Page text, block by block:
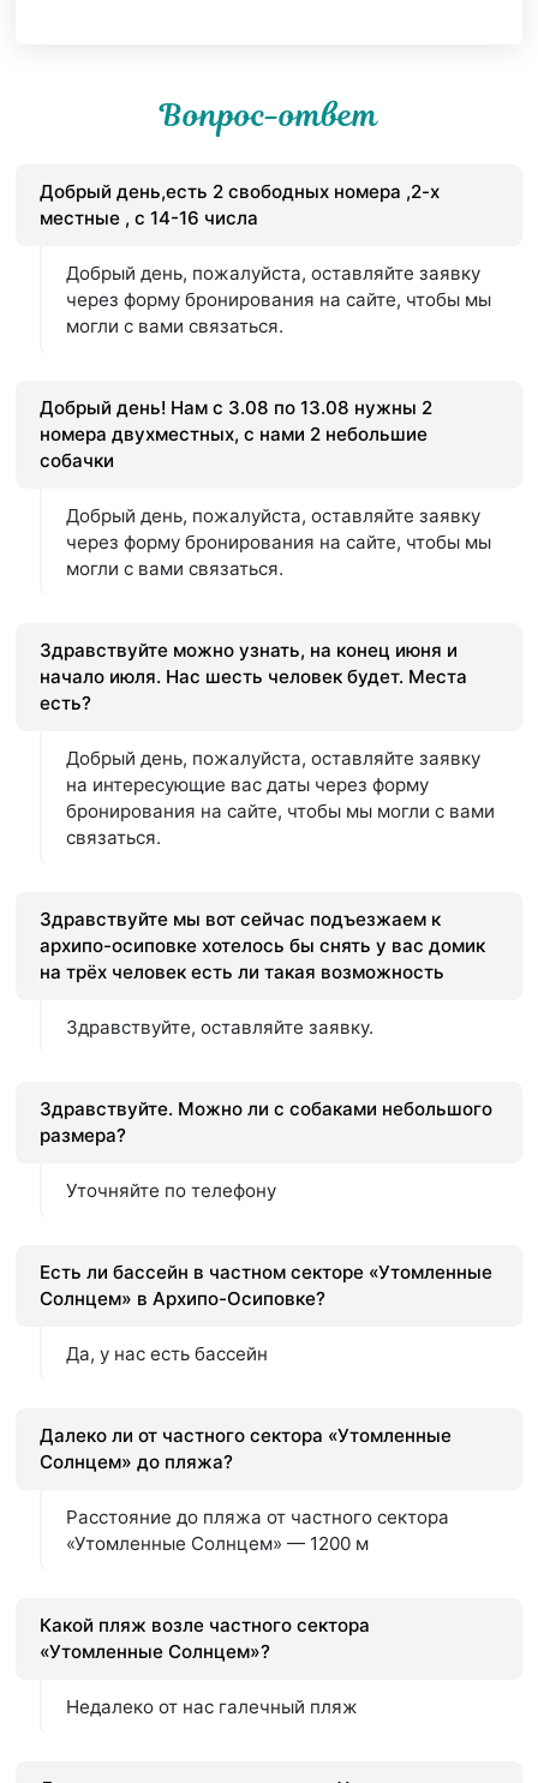
Вопрос-ответ
Добрый день,есть 2 свободных номера ,2-х
местные , с 14-16 числа
Добрый день, пожалуйста, оставляйте заявку
через форму бронирования на сайте, чтобы мы
могли с вами связаться.
Добрый день! Нам с 3.08 по 13.08 нужны 2
номера двухместных, с нами 2 небольшие
собачки
Добрый день, пожалуйста, оставляйте заявку
через форму бронирования на сайте, чтобы мы
могли с вами связаться.
Здравствуйте можно узнать, на конец июня и
начало июля. Нас шесть человек будет. Места
есть?
Добрый день, пожалуйста, оставляйте заявку
на интересующие вас даты через форму
бронирования на сайте, чтобы мы могли с вами
связаться.
Здравствуйте мы вот сейчас подъезжаем к
архипо-осиповке хотелось бы снять у вас домик
на трёх человек есть ли такая возможность
Здравствуйте, оставляйте заявку.
Здравствуйте. Можно ли с собаками небольшого
размера?
Уточняйте по телефону
Есть ли бассейн в частном секторе «Утомленные
Солнцем» в Архипо-Осиповке?
Да, у нас есть бассейн
Далеко ли от частного сектора «Утомленные
Солнцем» до пляжа?
Расстояние до пляжа от частного сектора
«Утомленные Солнцем» — 1200 м
Какой пляж возле частного сектора
«Утомленные Солнцем»?
Недалеко от нас галечный пляж